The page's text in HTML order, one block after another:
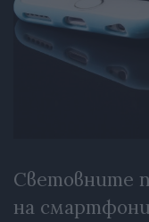
Световните
на